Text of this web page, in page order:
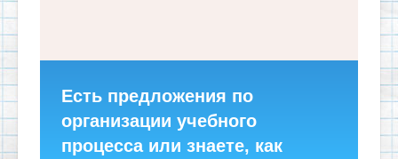
Есть предложения по
организации учебного
процесса или знаете, как